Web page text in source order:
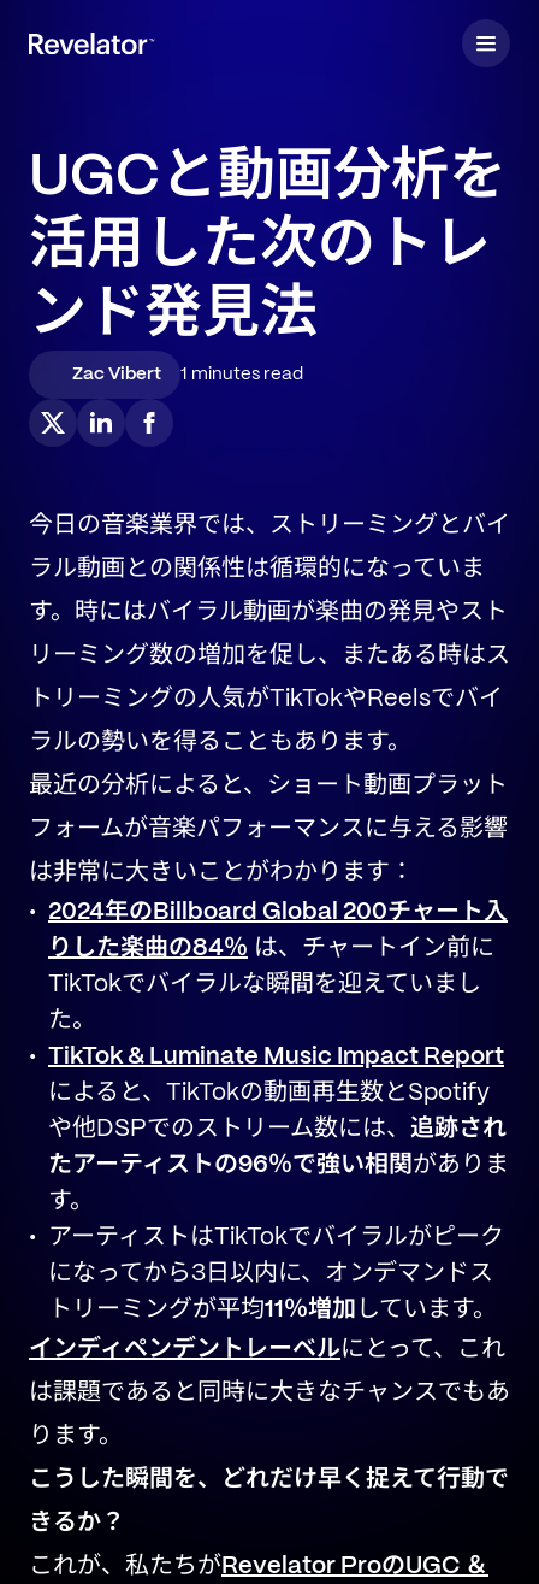
UGCと動画分析を
活用した次のトレ
ンド発見法
Zac Vibert 1 minutes read
今日の音楽業界では、ストリーミングとバイ
ラル動画との関係性は循環的になっていま
す。時にはバイラル動画が楽曲の発見やスト
リーミング数の増加を促し、またある時はス
トリーミングの人気がTikTokやReelsでバイ
ラルの勢いを得ることもあります。
最近の分析によると、ショート動画プラット
フォームが音楽パフォーマンスに与える影響
は非常に大きいことがわかります：
2024年のBillboard Global 200チャート入
りした楽曲の84％ は、チャートイン前に
TikTokでバイラルな瞬間を迎えていまし
た。
TikTok & Luminate Music Impact Report
によると、TikTokの動画再生数とSpotify
や他DSPでのストリーム数には、 追跡され
たアーティストの96％で強い相関 がありま
す。
アーティストはTikTokでバイラルがピーク
になってから3日以内に、オンデマンドス
トリーミングが平均11％増加 しています。
インディペンデントレーベルにとって、これ
は課題であると同時に大きなチャンスでもあ
ります。
こうした瞬間を、どれだけ早く捉えて行動で
きるか？
これが、私たちが Revelator ProのUGC ＆